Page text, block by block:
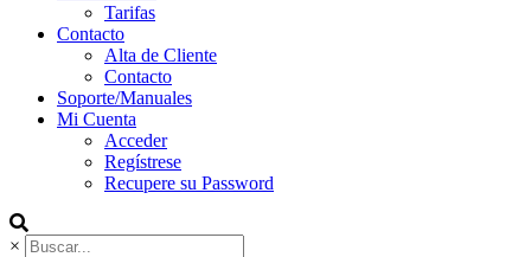
Tarifas
Contacto
Alta de Cliente
Contacto
Soporte/Manuales
Mi Cuenta
Acceder
Regístrese
Recupere su Password
×